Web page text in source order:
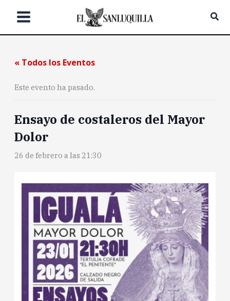
« Todos los Eventos
Este evento ha pasado.
Ensayo de costaleros del Mayor
Dolor
26 de febrero a las 21:30